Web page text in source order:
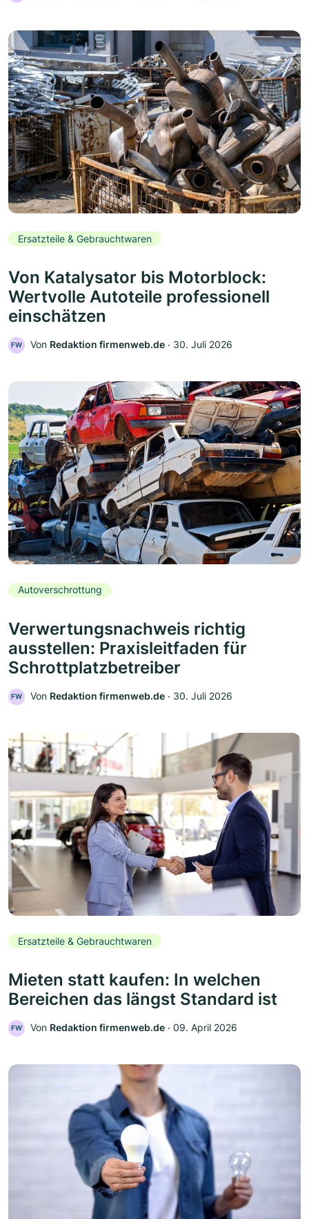
Ersatzteile & Gebrauchtwaren
Von Katalysator bis Motorblock:
Wertvolle Autoteile professionell
einschätzen
FW Von Redaktion firmenweb.de ‧ 30. Juli 2026
Autoverschrottung
Verwertungsnachweis richtig
ausstellen: Praxisleitfaden für
Schrottplatzbetreiber
FW Von Redaktion firmenweb.de ‧ 30. Juli 2026
Ersatzteile & Gebrauchtwaren
Mieten statt kaufen: In welchen
Bereichen das längst Standard ist
FW Von Redaktion firmenweb.de ‧ 09. April 2026